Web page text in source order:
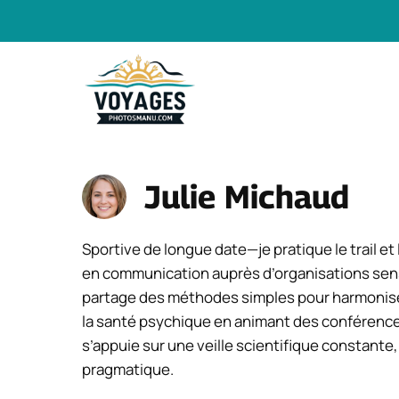
Julie Michaud
Sportive de longue date—je pratique le trail et
en communication auprès d’organisations
partage des méthodes simples pour
la santé psychique en animant des
s’appuie sur une veille scientifique
pragmatique.